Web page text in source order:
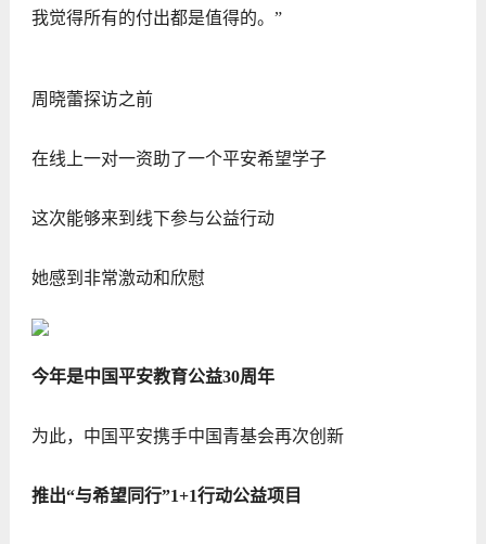
我觉得所有的付出都是值得的。”
周晓蕾探访之前
在线上一对一资助了一个平安希望学子
这次能够来到线下参与公益行动
她感到非常激动和欣慰
今年是中国平安教育公益30周年
为此，中国平安携手中国青基会再次创新
推出“与希望同行”1+1行动公益项目